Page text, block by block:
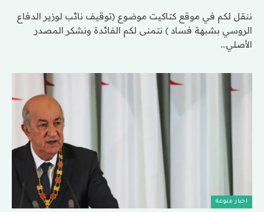
ننقل لكم في موقع كتاكيت موضوع (توقيف نائب لوزير الدفاع
الروسي بشبهة فساد ) نتمنى لكم الفائدة ونشكر المصدر
الأصلي…
اخبار منوعة